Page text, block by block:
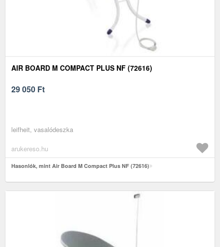
AIR BOARD M COMPACT PLUS NF (72616)
29 050 Ft
leifheit, vasalódeszka
arukereso.hu
Hasonlók, mint Air Board M Compact Plus NF (72616)